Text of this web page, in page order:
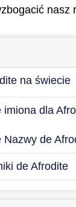
nasz
na świecie
imiona dla
Nazwy de
de Afrodite